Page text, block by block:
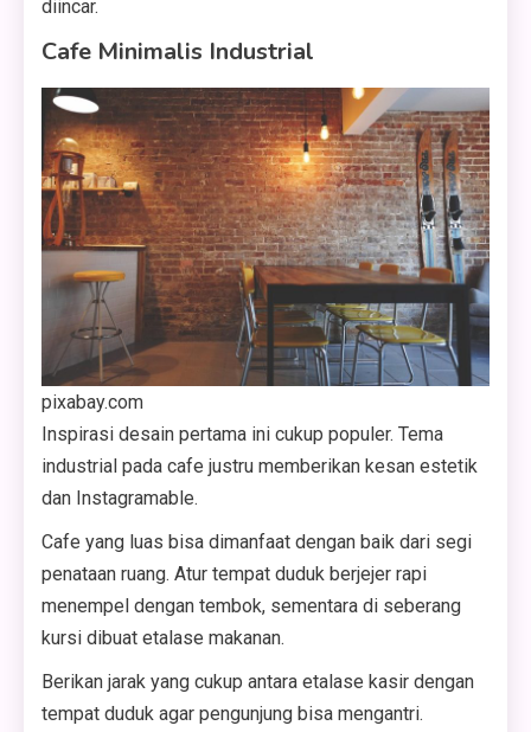
diincar.
Cafe Minimalis Industrial
pixabay.com
Inspirasi desain pertama ini cukup populer. Tema
industrial pada cafe justru memberikan kesan estetik
dan Instagramable.
Cafe yang luas bisa dimanfaat dengan baik dari segi
penataan ruang. Atur tempat duduk berjejer rapi
menempel dengan tembok, sementara di seberang
kursi dibuat etalase makanan.
Berikan jarak yang cukup antara etalase kasir dengan
tempat duduk agar pengunjung bisa mengantri.